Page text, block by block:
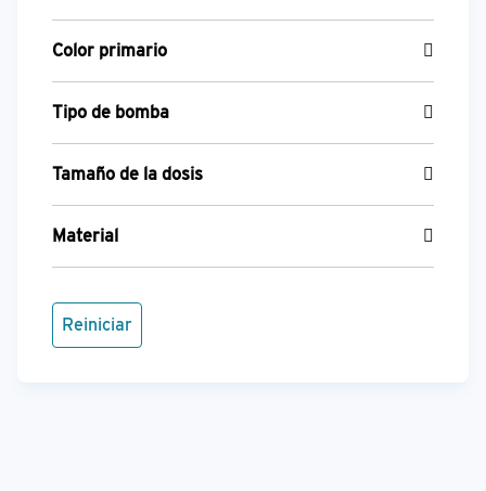
Color primario
Tipo de bomba
Tamaño de la dosis
Material
Reiniciar